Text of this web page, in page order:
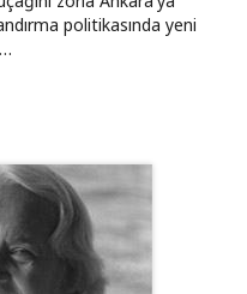
politikasında yeni